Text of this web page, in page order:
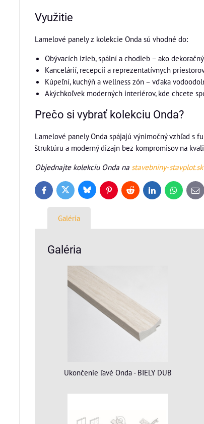
Využitie
Lamelové panely z kolekcie Onda sú vhodné do:
Obývacích izieb, spální a chodieb – ako
Kancelárií, recepcií a reprezentatívnych
Kúpeľní, kuchýň a wellness zón – vďaka
Akýchkoľvek moderných interiérov, kde chcete
Prečo si vybrať kolekciu Onda?
Lamelové panely Onda spájajú výnimočný vzhľad s
štruktúru a moderný dizajn bez kompromisov na
Objednajte kolekciu Onda na stavebniny-stavplot.sk
FacebookTwitter BlueskyPinterestReddit LinkedInWhatsApp
E-
mail
Galéria
Galéria
Ukončenie ľavé Onda - BIELY DUB